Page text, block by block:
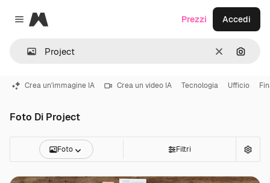
Close menu
Magnific
CancellaCerca
Prezzi Accedi
Crea un'immagine IA Crea un video IA Tecnologia Ufficio
Foto Di Project
Foto Filtri